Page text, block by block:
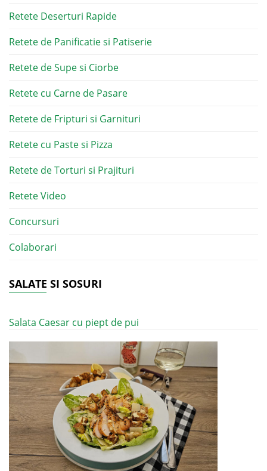
Retete Deserturi Rapide
Retete de Panificatie si Patiserie
Retete de Supe si Ciorbe
Retete cu Carne de Pasare
Retete de Fripturi si Garnituri
Retete cu Paste si Pizza
Retete de Torturi si Prajituri
Retete Video
Concursuri
Colaborari
SALATE SI SOSURI
Salata Caesar cu piept de pui